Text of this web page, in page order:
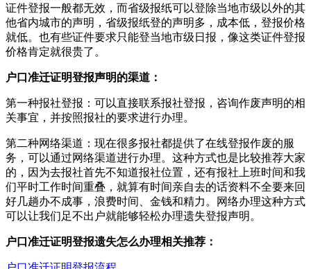
证件登报一般都无效，而省级报纸可以登除当地市级以外的其
他省内城市的声明，省级报纸登的声明多，成本低，登报价格
就低。也有些证件要求只能登当地市级日报，像这类证件登报
价格肯定就很贵了。
户口准迁证明登报声明的渠道：
第一种报社登报：可以直接联系报社登报，咨询作废声明的相
关事宜，并按照报社的要求进行办理。
第二种网络渠道：现在很多报社都提供了在线登报作废的服
务，可以通过网络渠道进行办理。这种方式也是比较推荐大家
的，因为去报社首先不知道报社位置，还有报社上班时间和我
们平时工作时间重叠，就算有时间亲自去的话资料不全要来回
好几趟办不成事，浪费时间、金钱和精力。网络办理这种方式
可以让我们足不出户就能够轻松办理遗失登报声明。
户口准迁证明登报遗失怎么办理相关推荐：